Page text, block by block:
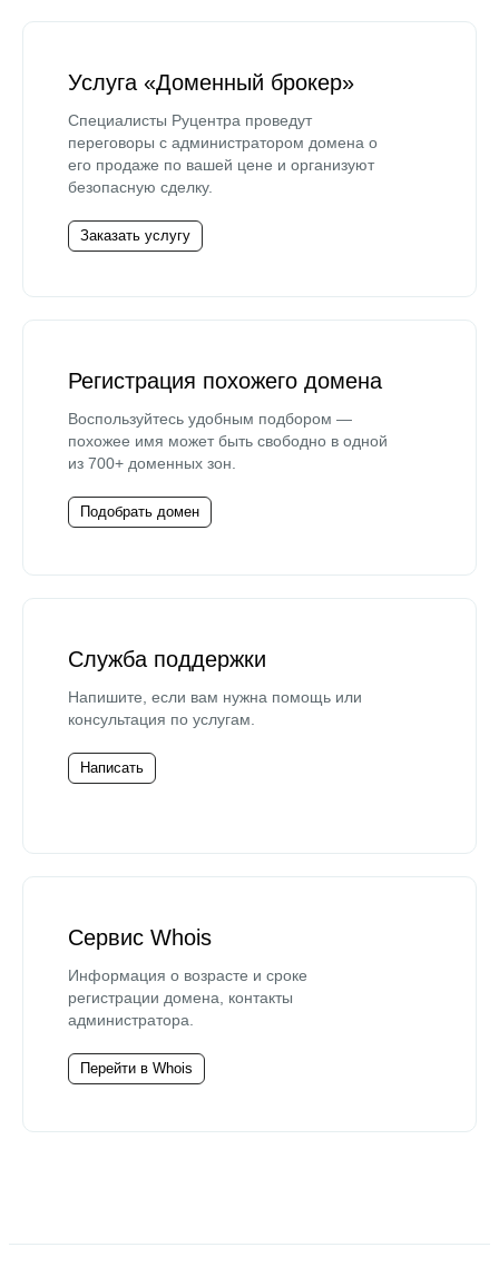
Услуга «Доменный брокер»
Специалисты Руцентра проведут
переговоры с администратором домена о
его продаже по вашей цене и организуют
безопасную сделку.
Заказать услугу
Регистрация похожего домена
Воспользуйтесь удобным подбором —
похожее имя может быть свободно в одной
из 700+ доменных зон.
Подобрать домен
Служба поддержки
Напишите, если вам нужна помощь или
консультация по услугам.
Написать
Сервис Whois
Информация о возрасте и сроке
регистрации домена, контакты
администратора.
Перейти в Whois